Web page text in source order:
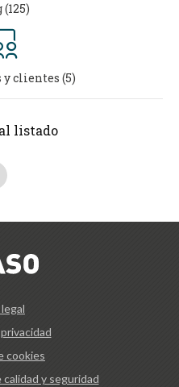
y clientes (5)
listado
cookies
y seguridad